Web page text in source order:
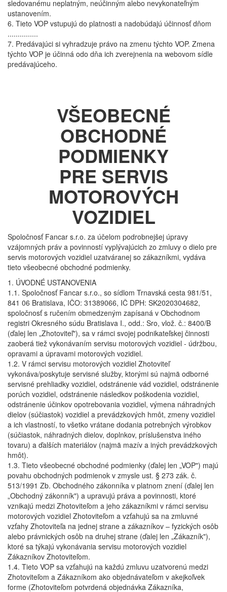
sledovanému neplatným, neúčinným alebo nevykonateľným
ustanovením.
6. Tieto VOP vstupujú do platnosti a nadobúdajú účinnosť dňom
...............
7. Predávajúci si vyhradzuje právo na zmenu týchto VOP. Zmena
týchto VOP je účinná odo dňa ich zverejnenia na webovom sídle
predávajúceho.
VŠEOBECNÉ
OBCHODNÉ
PODMIENKY
PRE SERVIS
MOTOROVÝCH
VOZIDIEL
Spoločnosť Fancar s.r.o. za účelom podrobnejšej úpravy
vzájomných práv a povinností vyplývajúcich zo zmluvy o dielo pre
servis motorových vozidiel uzatváranej so zákazníkmi, vydáva
tieto všeobecné obchodné podmienky.
1. ÚVODNÉ USTANOVENIA
1.1. Spoločnosť Fancar s.r.o., so sídlom Trnavská cesta 981/51,
841 06 Bratislava, IČO: 31389066, IČ DPH: SK2020304682,
spoločnosť s ručením obmedzeným zapísaná v Obchodnom
registri Okresného súdu Bratislava I., odd.: Sro, vlož. č.: 8400/B
(ďalej len „Zhotoviteľ"), sa v rámci svojej podnikateľskej činnosti
zaoberá tiež vykonávaním servisu motorových vozidiel - údržbou,
opravami a úpravami motorových vozidiel.
1.2. V rámci servisu motorových vozidiel Zhotoviteľ
vykonáva/poskytuje servisné služby, ktorými sú najmä odborné
servisné prehliadky vozidiel, odstránenie vád vozidiel, odstránenie
porúch vozidiel, odstránenie následkov poškodenia vozidiel,
odstránenie účinkov opotrebovania vozidiel, výmena náhradných
dielov (súčiastok) vozidiel a prevádzkových hmôt, zmeny vozidiel
a ich vlastností, to všetko vrátane dodania potrebných výrobkov
(súčiastok, náhradných dielov, doplnkov, príslušenstva iného
tovaru) a ďalších materiálov (najmä mazív a iných prevádzkových
hmôt).
1.3. Tieto všeobecné obchodné podmienky (ďalej len „VOP") majú
povahu obchodných podmienok v zmysle ust. § 273 zák. č.
513/1991 Zb. Obchodného zákonníka v platnom znení (ďalej len
„Obchodný zákonník") a upravujú práva a povinnosti, ktoré
vznikajú medzi Zhotoviteľom a jeho zákazníkmi v rámci servisu
motorových vozidiel Zhotoviteľom a vzťahujú sa na zmluvné
vzťahy Zhotoviteľa na jednej strane a zákazníkov – fyzických osôb
alebo právnických osôb na druhej strane (ďalej len „Zákazník"),
ktoré sa týkajú vykonávania servisu motorových vozidiel
Zákazníkov Zhotoviteľom.
1.4. Tieto VOP sa vzťahujú na každú zmluvu uzatvorenú medzi
Zhotoviteľom a Zákazníkom ako objednávateľom v akejkoľvek
forme (Zhotoviteľom potvrdená objednávka Zákazníka,